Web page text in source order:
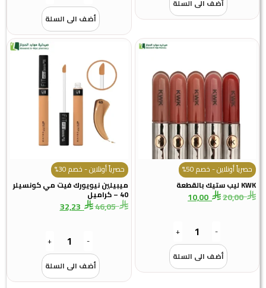
أضف الى السلة
أضف الى السلة
حصرياً أونلاين - خصم 50%
KWK ليب ستيك بالقطعة
20,00
10,00
-
+
أضف الى السلة
حصرياً أونلاين - خصم 30%
ميبيلين نيويورك فيت مي كونسيلر
40 – كراميل
46,05
32,23
-
+
أضف الى السلة